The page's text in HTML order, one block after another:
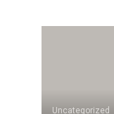
Uncategorized